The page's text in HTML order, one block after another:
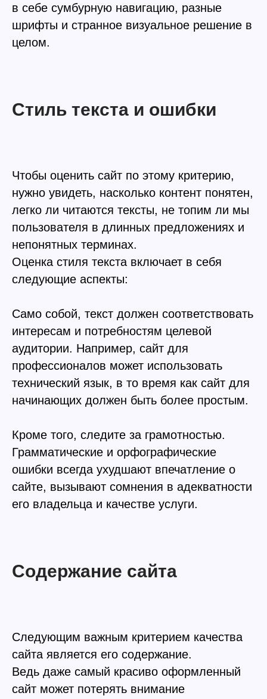
в себе сумбурную навигацию, разные
шрифты и странное визуальное решение в
целом.
Стиль текста и ошибки
Чтобы оценить сайт по этому критерию,
нужно увидеть, насколько контент понятен,
легко ли читаются тексты, не топим ли мы
пользователя в длинных предложениях и
непонятных терминах.
Оценка стиля текста включает в себя
следующие аспекты:
Само собой, текст должен соответствовать
интересам и потребностям целевой
аудитории. Например, сайт для
профессионалов может использовать
технический язык, в то время как сайт для
начинающих должен быть более простым.
Кроме того, следите за грамотностью.
Грамматические и орфографические
ошибки всегда ухудшают впечатление о
сайте, вызывают сомнения в адекватности
его владельца и качестве услуги.
Содержание сайта
Следующим важным критерием качества
сайта является его содержание.
Ведь даже самый красиво оформленный
сайт может потерять внимание